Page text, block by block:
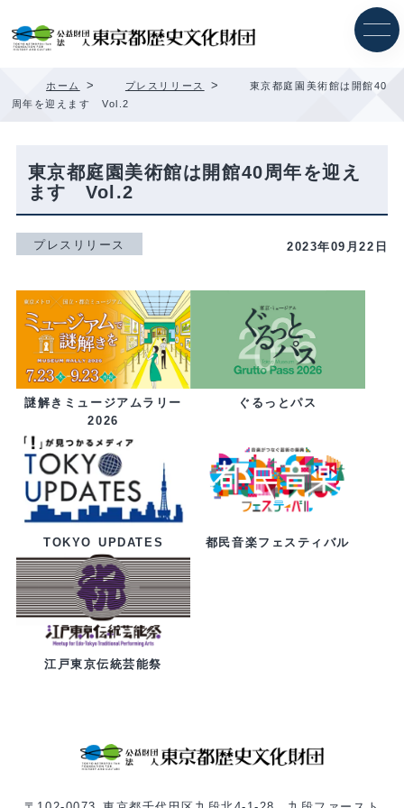
ホーム > プレスリリース >
東京都庭園美術館は開館40
周年を迎えます Vol.2
東京都庭園美術館は開館40周年を迎え
ます Vol.2
プレスリリース 2023年09月22日
謎解きミュージアムラリー
2026
ぐるっとパス
TOKYO UPDATES 都民音楽フェスティバル
江戸東京伝統芸能祭